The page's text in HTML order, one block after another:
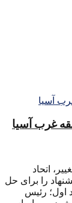
غرب آسیا
اتحاد
را برای حل
اول؛ رئیس